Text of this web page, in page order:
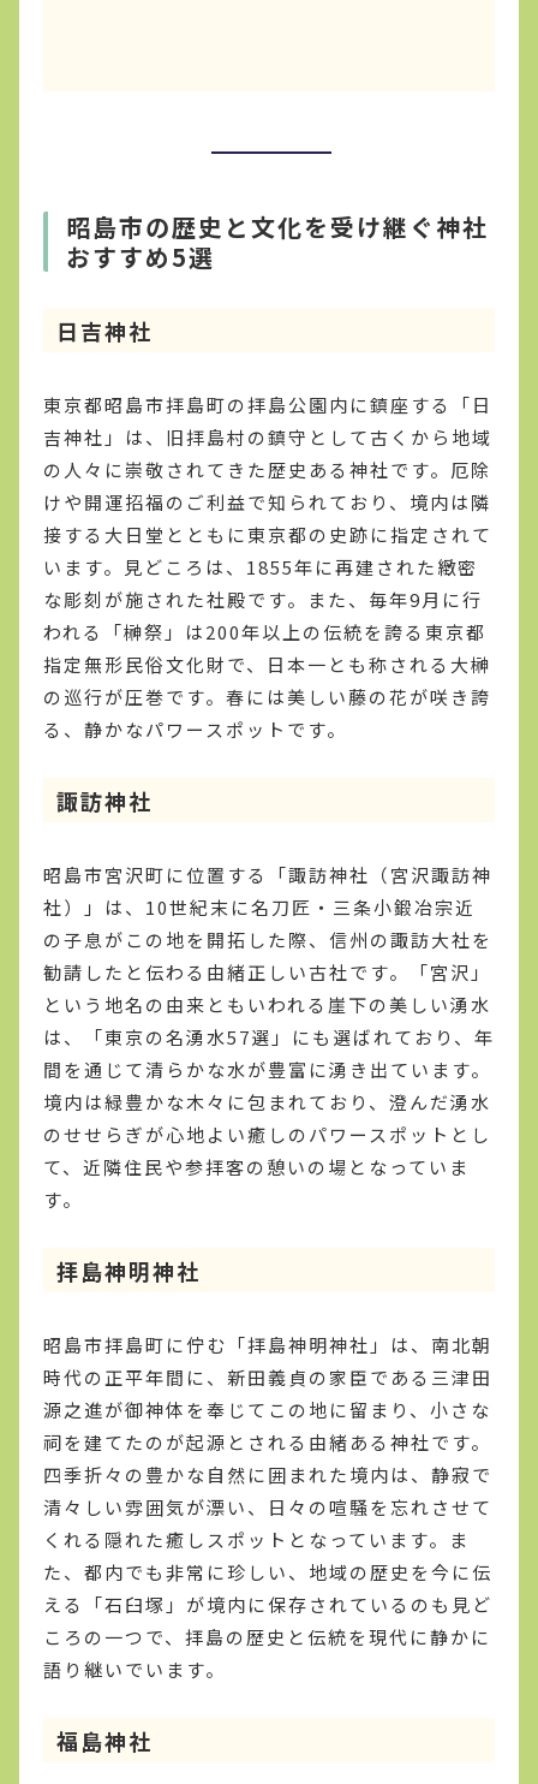
昭島市の歴史と文化を受け継ぐ神社
おすすめ5選
日吉神社
東京都昭島市拝島町の拝島公園内に鎮座する「日
吉神社」は、旧拝島村の鎮守として古くから地域
の人々に崇敬されてきた歴史ある神社です。厄除
けや開運招福のご利益で知られており、境内は隣
接する大日堂とともに東京都の史跡に指定されて
います。見どころは、1855年に再建された緻密
な彫刻が施された社殿です。また、毎年9月に行
われる「榊祭」は200年以上の伝統を誇る東京都
指定無形民俗文化財で、日本一とも称される大榊
の巡行が圧巻です。春には美しい藤の花が咲き誇
る、静かなパワースポットです。
諏訪神社
昭島市宮沢町に位置する「諏訪神社（宮沢諏訪神
社）」は、10世紀末に名刀匠・三条小鍛冶宗近
の子息がこの地を開拓した際、信州の諏訪大社を
勧請したと伝わる由緒正しい古社です。「宮沢」
という地名の由来ともいわれる崖下の美しい湧水
は、「東京の名湧水57選」にも選ばれており、年
間を通じて清らかな水が豊富に湧き出ています。
境内は緑豊かな木々に包まれており、澄んだ湧水
のせせらぎが心地よい癒しのパワースポットとし
て、近隣住民や参拝客の憩いの場となっていま
す。
拝島神明神社
昭島市拝島町に佇む「拝島神明神社」は、南北朝
時代の正平年間に、新田義貞の家臣である三津田
源之進が御神体を奉じてこの地に留まり、小さな
祠を建てたのが起源とされる由緒ある神社です。
四季折々の豊かな自然に囲まれた境内は、静寂で
清々しい雰囲気が漂い、日々の喧騒を忘れさせて
くれる隠れた癒しスポットとなっています。ま
た、都内でも非常に珍しい、地域の歴史を今に伝
える「石臼塚」が境内に保存されているのも見ど
ころの一つで、拝島の歴史と伝統を現代に静かに
語り継いでいます。
福島神社